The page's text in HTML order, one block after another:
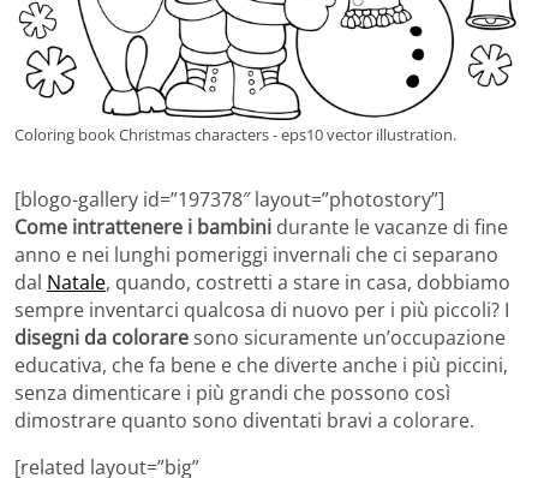
Coloring book Christmas characters - eps10 vector illustration.
[blogo-gallery id=”197378″ layout=”photostory”]
Come intrattenere i bambini durante le vacanze di fine
anno e nei lunghi pomeriggi invernali che ci separano
dal Natale, quando, costretti a stare in casa, dobbiamo
sempre inventarci qualcosa di nuovo per i più piccoli? I
disegni da coloraresono sicuramente un’occupazione
educativa, che fa bene e che diverte anche i più piccini,
senza dimenticare i più grandi che possono così
dimostrare quanto sono diventati bravi a colorare.
[related layout=”big”